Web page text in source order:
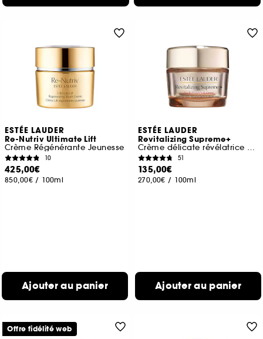
ESTÉE LAUDER
Re-Nutriv Ultimate Lift
Crème Régénérante Jeunesse
10
425,00€
850,00€ / 100ml
Ajouter au panier
ESTÉE LAUDER
Revitalizing Supreme+
Crème délicate révélatrice de jeunesse
51
135,00€
270,00€ / 100ml
Ajouter au panier
Offre fidélité web